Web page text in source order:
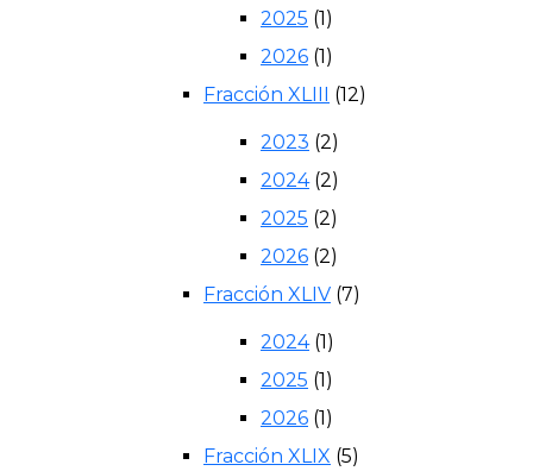
2025 (1)
2026 (1)
Fracción XLIII
(12)
2023 (2)
2024(2)
2025 (2)
2026 (2)
Fracción XLIV (7)
2024(1)
2025 (1)
2026 (1)
Fracción XLIX (5)